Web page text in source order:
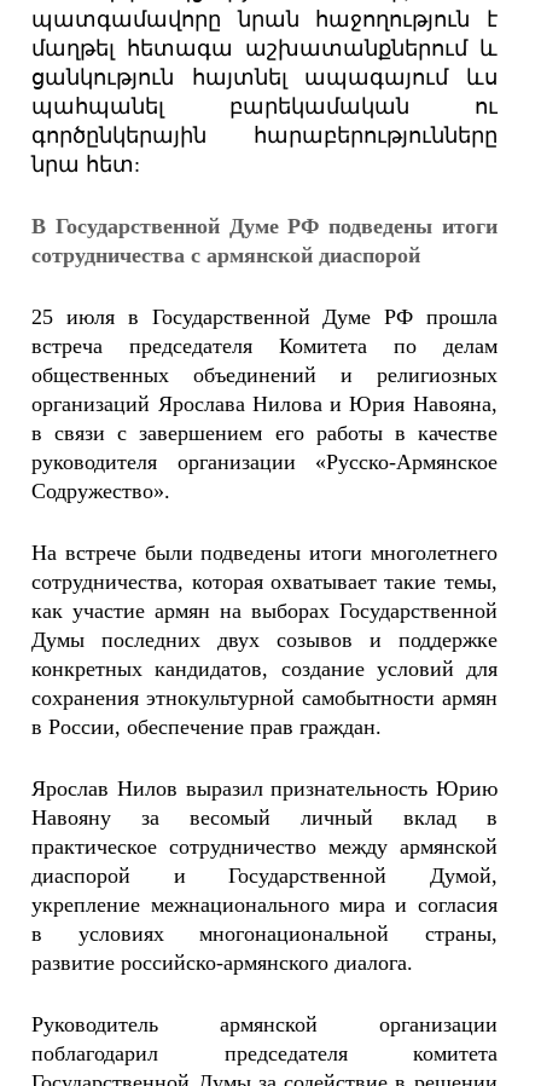
պատգամավորը նրան հաջողություն է
մաղթել հետագա աշխատանքներում և
ցանկություն հայտնել ապագայում ևս
պահպանել բարեկամական ու
գործընկերային հարաբերությունները
նրա հետ:
В Государственной Думе РФ подведены итоги
сотрудничества с армянской диаспорой
25 июля в Государственной Думе РФ прошла
встреча председателя Комитета по делам
общественных объединений и религиозных
организаций Ярослава Нилова и Юрия Навояна,
в связи с завершением его работы в качестве
руководителя организации «Русско-Армянское
Содружество».
На встрече были подведены итоги многолетнего
сотрудничества, которая охватывает такие темы,
как участие армян на выборах Государственной
Думы последних двух созывов и поддержке
конкретных кандидатов, создание условий для
сохранения этнокультурной самобытности армян
в России, обеспечение прав граждан.
Ярослав Нилов выразил признательность Юрию
Навояну за весомый личный вклад в
практическое сотрудничество между армянской
диаспорой и Государственной Думой,
укрепление межнационального мира и согласия
в условиях многонациональной страны,
развитие российско-армянского диалога.
Руководитель армянской организации
поблагодарил председателя комитета